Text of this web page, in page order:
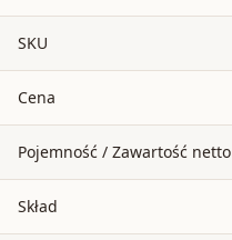
SKU
Cena
Pojemność / Zawartość netto
Skład